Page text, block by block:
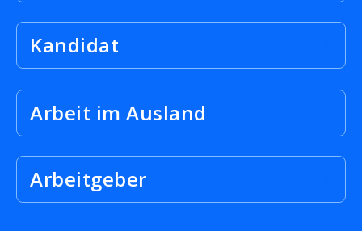
Kandidat
Arbeit im Ausland
Arbeitgeber